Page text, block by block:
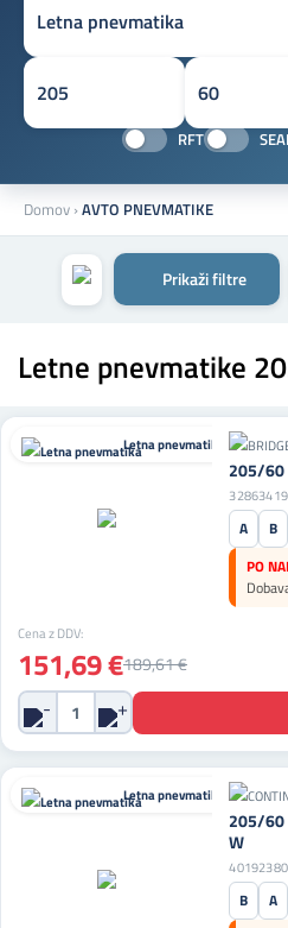
RFT
Domov ›AVTO PNEVMATIKE
Prikaži filtre
Letne pnevmatike
Letna pnevmatika
205/60
A B
PO
Cena z DDV:
151,69 €189,61 €
Letna pnevmatika
205/60
W
B A